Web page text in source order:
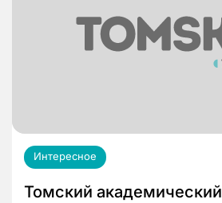
Интересное
Томский академический